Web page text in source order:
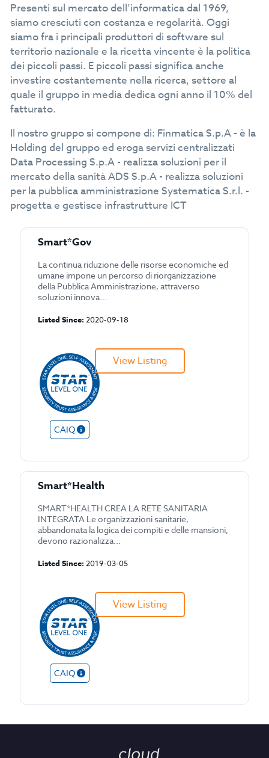
Presenti sul mercato dell’informatica dal 1969,
siamo cresciuti con costanza e regolarità. Oggi
siamo fra i principali produttori di software sul
territorio nazionale e la ricetta vincente è la politica
dei piccoli passi. E piccoli passi significa anche
investire costantemente nella ricerca, settore al
quale il gruppo in media dedica ogni anno il 10% del
fatturato.
Il nostro gruppo si compone di: Finmatica S.p.A - è la
Holding del gruppo ed eroga servizi centralizzati
Data Processing S.p.A - realizza soluzioni per il
mercato della sanità ADS S.p.A - realizza soluzioni
per la pubblica amministrazione Systematica S.r.l. -
progetta e gestisce infrastrutture ICT
Smart*Gov
La continua riduzione delle risorse economiche ed
umane impone un percorso di riorganizzazione
della Pubblica Amministrazione, attraverso
soluzioni innova...
Listed Since: 2020-09-18
CAIQ
View Listing
Smart*Health
SMART*HEALTH CREA LA RETE SANITARIA
INTEGRATA Le organizzazioni sanitarie,
abbandonata la logica dei compiti e delle mansioni,
devono razionalizza...
Listed Since: 2019-03-05
CAIQ
View Listing